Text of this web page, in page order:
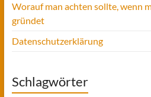
Worauf man achten sollte, wenn
gründet
Datenschutzerklärung
Schlagwörter